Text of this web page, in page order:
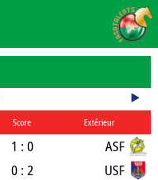
Score
Extérieur
1 : 0 ASF
0 : 2 USF